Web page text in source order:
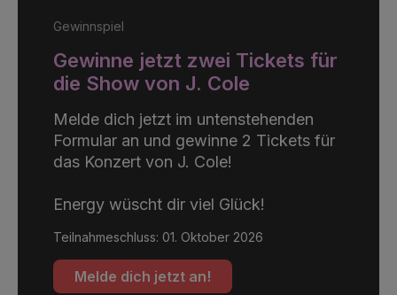
Gewinnspiel
Gewinne jetzt zwei Tickets für
die Show von J. Cole
Melde dich jetzt im untenstehenden
Formular an und gewinne 2 Tickets für
das Konzert von J. Cole!
Energy wüscht dir viel Glück!
Teilnahmeschluss: 01. Oktober 2026
Melde dich jetzt an!